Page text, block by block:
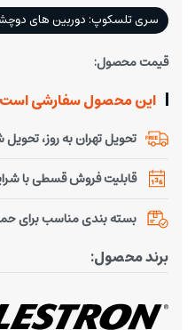
سری تلسکوپ: دوربین های
قیمت محصول:
این محصول سفارشی
تحویل تهران به روز، تحویل
قابلیت فروش قسطی با
بسته بندی مناسب برای
برند محصول: